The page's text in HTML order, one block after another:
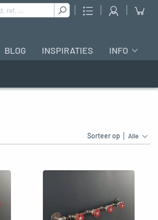
BLOG INSPIRATIES INFO
Sorteer op Alle